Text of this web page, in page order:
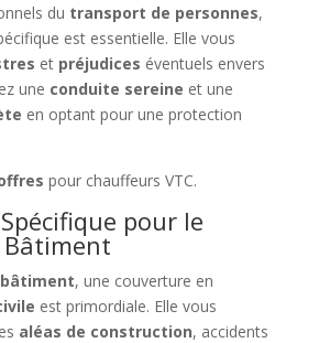
du transport de personnes,
est essentielle. Elle vous
et préjudices éventuels envers
une conduite sereine et une
en optant pour une protection
pour chauffeurs VTC.
pour le
Bâtiment
bâtiment, une couverture en
est primordiale. Elle vous
aléas de construction, accidents